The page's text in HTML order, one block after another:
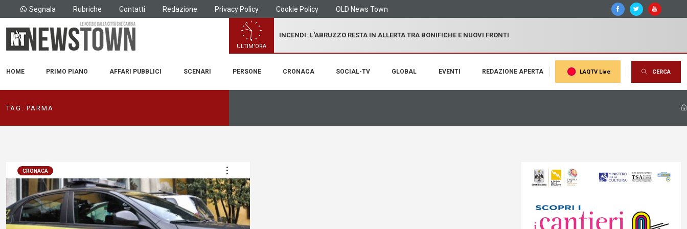
Segnala Rubriche Contatti Redazione Privacy Policy Cookie Policy OLD News Town
ULTIM'ORA
INCENDI: L'ABRUZZO RESTA IN ALLERTA TRA BONIFICHE E NUOVI FRONTI
HOME PRIMO PIANO AFFARI PUBBLICI SCENARI PERSONE CRONACA SOCIAL-TV GLOBAL EVENTI REDAZIONE APERTA LAQTV Live CERCA
TAG: PARMA
CRONACA